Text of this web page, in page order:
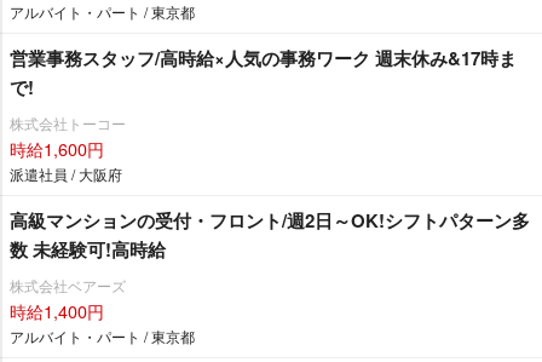
アルバイト・パート / 東京都
営業事務スタッフ/高時給×人気の事務ワーク 週末休み&17時ま
で!
株式会社トーコー
時給1,600円
派遣社員 / 大阪府
高級マンションの受付・フロント/週2日～OK!シフトパターン多
数 未経験可!高時給
株式会社ベアーズ
時給1,400円
アルバイト・パート / 東京都